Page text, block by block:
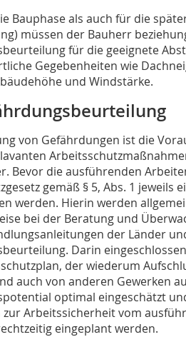
Bauphase als auch für die
müssen der Bauherr
für die geeignete
Gegebenheiten wie
und Windstärke.
von Gefährdungen ist die
Bevor die ausführenden
gemäß § 5, Abs. 1 jeweils
werden. Hierin werden
bei der Beratung und
der Länder
Darin
der wiederum
auch von anderen Gewerken
optimal eingeschätzt
zur Arbeitssicherheit vom
eingeplant werden.